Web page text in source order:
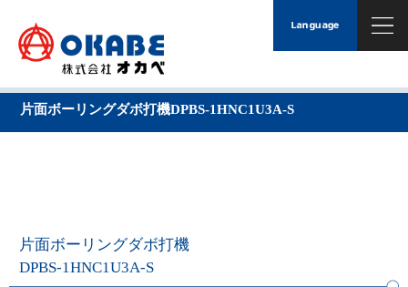
片面ボーリングダボ打機DPBS-1HNC1U3A-S
片面ボーリングダボ打機
DPBS-1HNC1U3A-S